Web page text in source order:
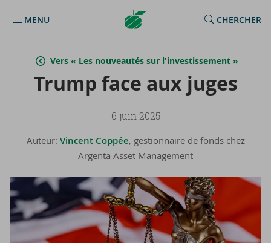
MENU
MENU
Argenta
Homepage
CHERCHER
Vers « Les nouveautés sur l'investissement »
Trump face aux juges
6 juin 2025
Auteur: Vincent Coppée, gestionnaire de fonds chez
Argenta Asset Management